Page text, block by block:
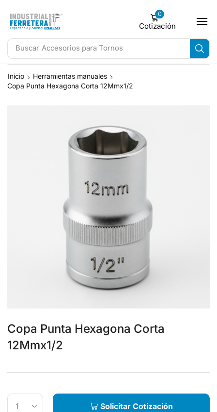
Buscar Accesorios para Tornos
0
Cotización
Inicio
Herramientas manuales
Copa Punta Hexagona Corta 12Mmx1/2
Copa Punta Hexagona Corta
12Mmx1/2
Solicitar Cotización